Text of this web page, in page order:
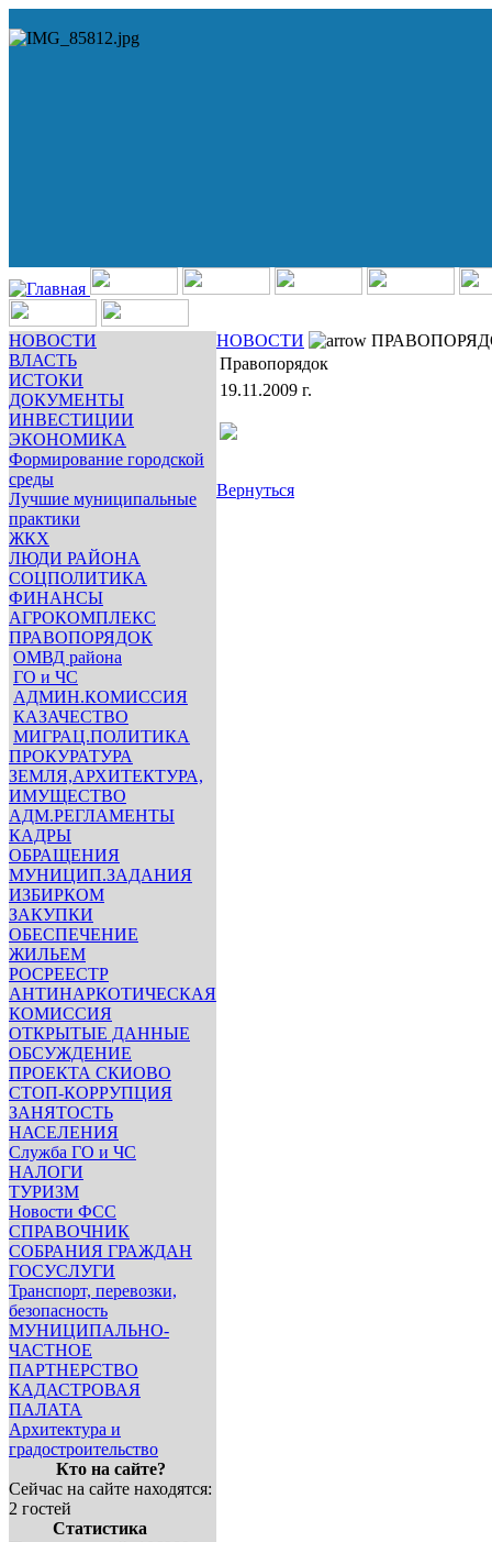
НОВОСТИ
ВЛАСТЬ
ИСТОКИ
ДОКУМЕНТЫ
ИНВЕСТИЦИИ
ЭКОНОМИКА
Формирование городской
среды
Лучшие муниципальные
практики
ЖКХ
ЛЮДИ РАЙОНА
СОЦПОЛИТИКА
ФИНАНСЫ
АГРОКОМПЛЕКС
ПРАВОПОРЯДОК
ОМВД района
ГО и ЧС
АДМИН.КОМИССИЯ
КАЗАЧЕСТВО
МИГРАЦ.ПОЛИТИКА
ПРОКУРАТУРА
ЗЕМЛЯ,АРХИТЕКТУРА,
ИМУЩЕСТВО
АДМ.РЕГЛАМЕНТЫ
КАДРЫ
ОБРАЩЕНИЯ
МУНИЦИП.ЗАДАНИЯ
ИЗБИРКОМ
ЗАКУПКИ
ОБЕСПЕЧЕНИЕ
ЖИЛЬЕМ
РОСРЕЕСТР
АНТИНАРКОТИЧЕСКАЯ
КОМИССИЯ
ОТКРЫТЫЕ ДАННЫЕ
ОБСУЖДЕНИЕ
ПРОЕКТА СКИОВО
СТОП-КОРРУПЦИЯ
ЗАНЯТОСТЬ
НАСЕЛЕНИЯ
Служба ГО и ЧС
НАЛОГИ
ТУРИЗМ
Новости ФСС
СПРАВОЧНИК
СОБРАНИЯ ГРАЖДАН
ГОСУСЛУГИ
Транспорт, перевозки,
безопасность
МУНИЦИПАЛЬНО-
ЧАСТНОЕ
ПАРТНЕРСТВО
КАДАСТРОВАЯ
ПАЛАТА
Архитектура и
градостроительство
Кто на сайте?
Сейчас на сайте находятся:
2 гостей
Статистика
НОВОСТИ
Правопорядок
19.11.2009 г.
Вернуться